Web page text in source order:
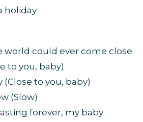
holiday
world could ever come close
to you, baby)
(Close to you, baby)
(Slow)
forever, my baby